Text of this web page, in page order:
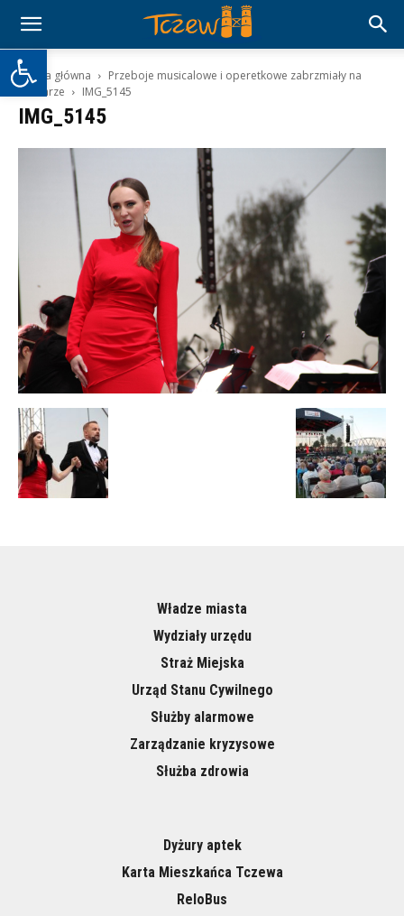
Otwórz pasek narzędzi
Strona główna
Przeboje musicalowe i operetkowe zabrzmiały na
bulwarze
IMG_5145
IMG_5145
Władze miasta
Wydziały urzędu
Straż Miejska
Urząd Stanu Cywilnego
Służby alarmowe
Zarządzanie kryzysowe
Służba zdrowia
Dyżury aptek
Karta Mieszkańca Tczewa
ReloBus